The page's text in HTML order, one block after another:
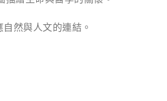
然與人文的連結。